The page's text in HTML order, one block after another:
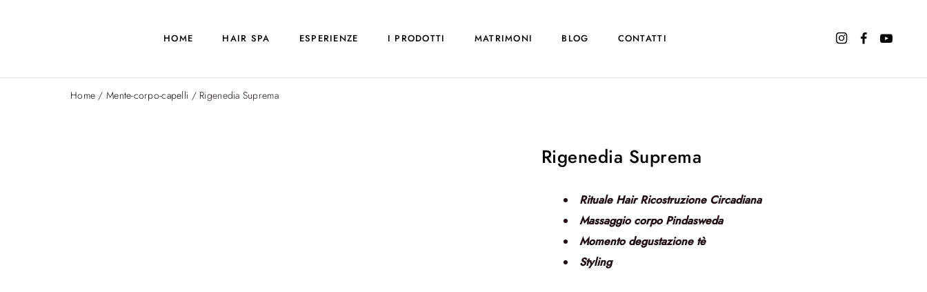
HOME HAIR SPA ESPERIENZE I PRODOTTI MATRIMONI BLOG CONTATTI
Home / Mente-corpo-capelli / Rigenedia Suprema
Rigenedia Suprema
Rituale Hair Ricostruzione Circadiana
Massaggio corpo Pindasweda
Momento degustazione tè
Styling